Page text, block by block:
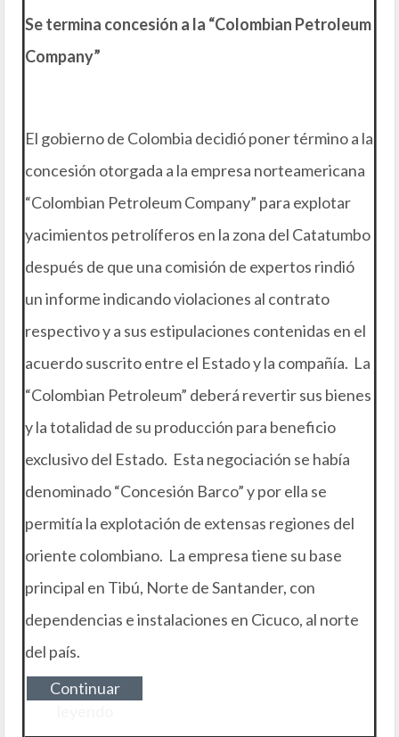
Se termina concesión a la “Colombian Petroleum
Company”
El gobierno de Colombia decidió poner término a la
concesión otorgada a la empresa norteamericana
“Colombian Petroleum Company” para explotar
yacimientos petrolíferos en la zona del Catatumbo
después de que una comisión de expertos rindió
un informe indicando violaciones al contrato
respectivo y a sus estipulaciones contenidas en el
acuerdo suscrito entre el Estado y la compañía. La
“Colombian Petroleum” deberá revertir sus bienes
y la totalidad de su producción para beneficio
exclusivo del Estado. Esta negociación se había
denominado “Concesión Barco” y por ella se
permitía la explotación de extensas regiones del
oriente colombiano. La empresa tiene su base
principal en Tibú, Norte de Santander, con
dependencias e instalaciones en Cicuco, al norte
del país.
Continuar